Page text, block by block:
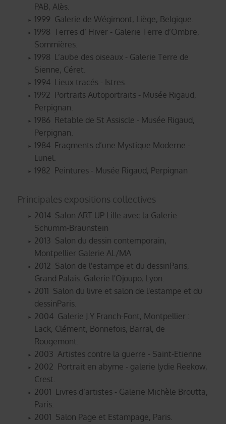
PAB, Alès.
1999 Galerie de Wégimont, Liège, Belgique.
1998 Terres d’ Hiver - Galerie Terre d’Ombre,
Sommières.
1998 L’aube des oiseaux - Galerie Terre de
Sienne, Céret.
1994 Lieux tracés - Istres.
1992 Portraits Autoportraits - Musée Rigaud,
Perpignan.
1986 Retable de St Assiscle - Musée Rigaud,
Perpignan.
1984 Fragments d’une Mystique Moderne -
Lunel.
1982 Peintures - Musée Rigaud, Perpignan
Principales expositions collectives
2014 Salon ART UP Lille avec la Galerie
Schumm-Braunstein
2013 Salon du dessin contemporain,
Montpellier Galerie AL/MA
2012 Salon de l'estampe et du dessinParis,
Grand Palais. Galerie l'Ojoupo, Lyon.
2011 Salon du livre et salon de l'estampe et du
dessinParis.
2004 Galerie J.Y Franch-Font, Montpellier :
Lack, Clément, Bonnefois, Barral, de
Rougemont.
2003 Artistes contre la guerre - Saint-Etienne
2002 Portrait en abyme - galerie lydie Reekow,
Crest.
2001 Livres d’artistes - Galerie Michèle Broutta,
Paris.
2001 Salon Page et Estampage, Paris.